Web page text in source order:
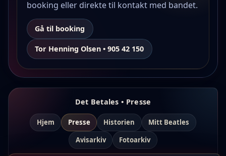
booking eller direkte til kontakt med bandet.
Gå til booking
Tor Henning Olsen • 905 42 150
Det Betales • Presse
Hjem Presse Historien
Mitt Beatles
Avisarkiv
Fotoarkiv